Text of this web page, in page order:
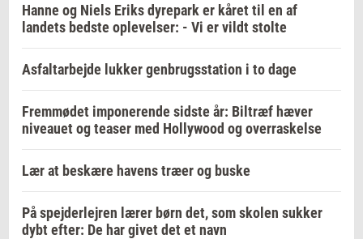
Hanne og Niels Eriks dyrepark er kåret til en af
landets bedste oplevelser: - Vi er vildt stolte
Asfaltarbejde lukker genbrugsstation i to dage
Fremmødet imponerende sidste år: Biltræf hæver
niveauet og teaser med Hollywood og overraskelse
Lær at beskære havens træer og buske
På spejderlejren lærer børn det, som skolen sukker
dybt efter: De har givet det et navn